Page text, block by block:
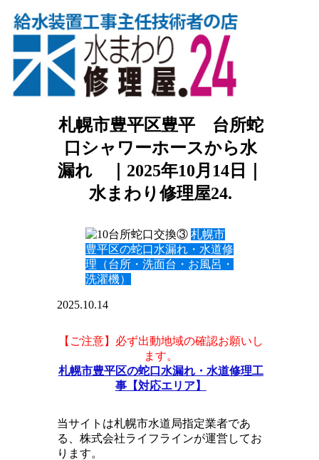
札幌市豊平区豊平 台所蛇
口シャワーホースから水
漏れ ｜2025年10月14日｜
水まわり修理屋24.
札幌市
豊平区の蛇口水漏れ・水道修
理（台所・洗面台・お風呂・
洗濯機）
2025.10.14
【ご注意】必ず出動地域の確認お願いし
ます。
札幌市豊平区の蛇口水漏れ・水道修理工
事【対応エリア】
当サイトは札幌市水道局指定業者であ
る、株式会社ライフラインが運営してお
ります。